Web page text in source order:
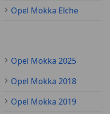
Opel Mokka Elche
Opel Mokka 2025
Opel Mokka 2018
Opel Mokka 2019